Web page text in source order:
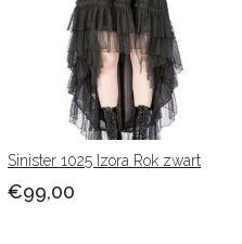
Sinister 1025 Izora Rok zwart
€99,00